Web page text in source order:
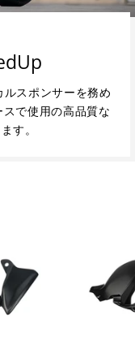
スポンサーを務め
で使用の高品質な
す。